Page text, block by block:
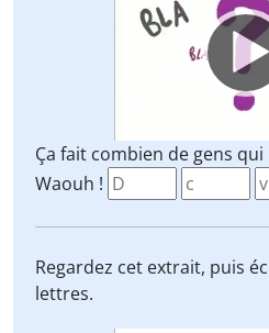
Ça fait combien de gens
Waouh !
Regardez cet extrait, puis
lettres.